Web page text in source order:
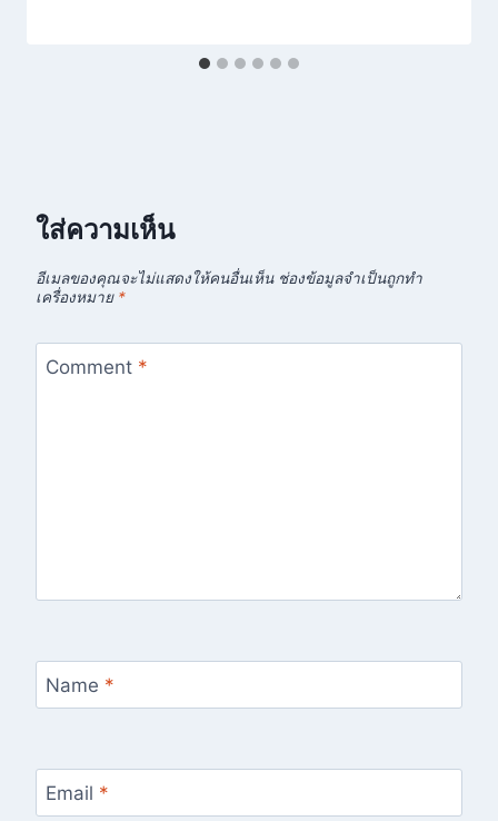
ใส่ความเห็น
อีเมลของคุณจะไม่แสดงให้คนอื่นเห็น ช่องข้อมูลจำเป็นถูกทำ
เครื่องหมาย *
Comment *
Name *
Email *